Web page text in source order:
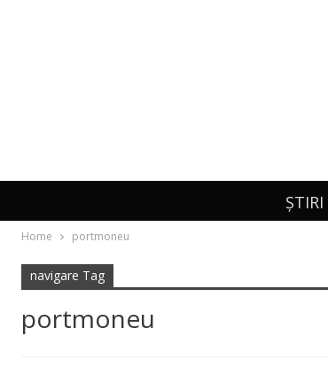
ȘTIRI
Home portmoneu
navigare Tag
portmoneu